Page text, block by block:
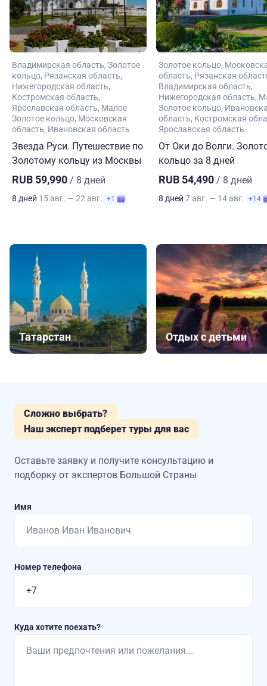
Владимирская область Золотое
кольцо Рязанская область
Нижегородская область
Костромская область
Ярославская область Малое
Золотое кольцо Московская
область Ивановская область
Звезда Руси. Путешествие по
Золотому кольцу из Москвы
RUB 59,990 / 8 дней
8 дней 15 авг. — 22 авг. +1
Золотое кольцо
область Рязанская
Владимирская область
Нижегородская область
Золотое кольцо
область Костромская
Ярославская область
От Оки до Волги.
кольцо за 8 дней
RUB 54,490 / 8 дней
8 дней 7 авг. — 14 авг. +14
Татарстан Отдых с детьми
Сложно выбрать?
Наш эксперт подберет туры для вас
Оставьте заявку и получите консультацию и
подборку от экспертов Большой Страны
Имя
Номер телефона
Куда хотите поехать?